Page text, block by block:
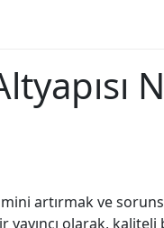
artırmak ve
yayıncı olarak, kaliteli